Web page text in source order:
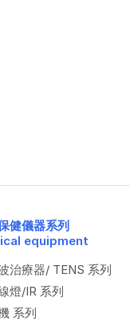
健儀器系列
equipment
治療器/ TENS 系列
燈/IR 系列
系列